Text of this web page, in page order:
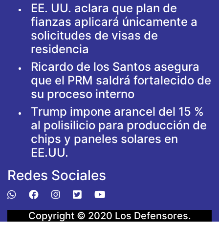
EE. UU. aclara que plan de
fianzas aplicará únicamente a
solicitudes de visas de
residencia
Ricardo de los Santos asegura
que el PRM saldrá fortalecido de
su proceso interno
Trump impone arancel del 15 %
al polisilicio para producción de
chips y paneles solares en
EE.UU.
Redes Sociales
Copyright © 2020 Los Defensores.